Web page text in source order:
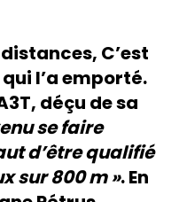
C’est
l’a emporté.
déçu de sa
se faire
d’être qualifié
sur 800 m ». En